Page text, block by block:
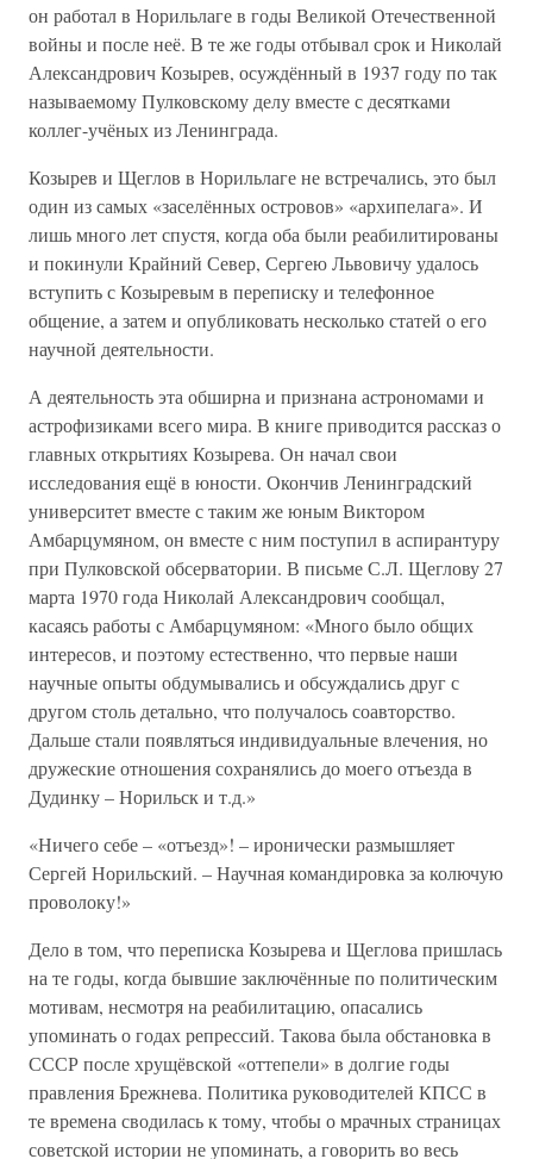
он работал в Норильлаге в годы Великой Отечественной
войны и после неё. В те же годы отбывал срок и Николай
Александрович Козырев, осуждённый в 1937 году по так
называемому Пулковскому делу вместе с десятками
коллег-учёных из Ленинграда.
Козырев и Щеглов в Норильлаге не встречались, это был
один из самых «заселённых островов» «архипелага». И
лишь много лет спустя, когда оба были реабилитированы
и покинули Крайний Север, Сергею Львовичу удалось
вступить с Козыревым в переписку и телефонное
общение, а затем и опубликовать несколько статей о его
научной деятельности.
А деятельность эта обширна и признана астрономами и
астрофизиками всего мира. В книге приводится рассказ о
главных открытиях Козырева. Он начал свои
исследования ещё в юности. Окончив Ленинградский
университет вместе с таким же юным Виктором
Амбарцумяном, он вместе с ним поступил в аспирантуру
при Пулковской обсерватории. В письме С.Л. Щеглову 27
марта 1970 года Николай Александрович сообщал,
касаясь работы с Амбарцумяном: «Много было общих
интересов, и поэтому естественно, что первые наши
научные опыты обдумывались и обсуждались друг с
другом столь детально, что получалось соавторство.
Дальше стали появляться индивидуальные влечения, но
дружеские отношения сохранялись до моего отъезда в
Дудинку – Норильск и т.д.»
«Ничего себе – «отъезд»! – иронически размышляет
Сергей Норильский. – Научная командировка за колючую
проволоку!»
Дело в том, что переписка Козырева и Щеглова пришлась
на те годы, когда бывшие заключённые по политическим
мотивам, несмотря на реабилитацию, опасались
упоминать о годах репрессий. Такова была обстановка в
СССР после хрущёвской «оттепели» в долгие годы
правления Брежнева. Политика руководителей КПСС в
те времена сводилась к тому, чтобы о мрачных страницах
советской истории не упоминать, а говорить во весь